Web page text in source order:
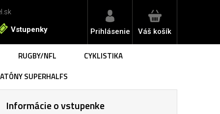
Vstupenky Prihlásenie Váš košík
Monza | vstupenky
Monza | BUS 2 noci
Monza | BUS 1 noc
San Marino | vstupenky
San Marino | LET ✈️
Fiorentina
Miláno
Rím
RUGBY/NFL
CYKLISTIKA
SUPERHALFS
Informácie o vstupenke